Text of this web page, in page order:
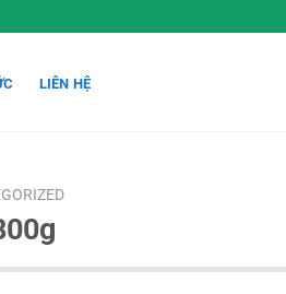
LIÊN HỆ